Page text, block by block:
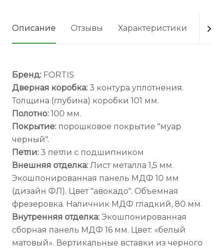
Описание Отзывы Характеристики
Бренд: FORTIS
Дверная коробка: 3 контура уплотнения.
Толщина (глубина) коробки 101 мм.
Полотно: 100 мм.
Покрытие: порошковое покрытие "муар
черный".
Петли: 3 петли с подшипником
Внешняя отделка: Лист металла 1,5 мм.
Экошпонированная панель МДФ 10 мм
(дизайн ФЛ). Цвет "авокадо". Объемная
фрезеровка. Наличник МДФ гладкий, 80 мм.
Внутренняя отделка: Экошпонированная
сборная панель МДФ 16 мм. Цвет: «белый
матовый». Вертикальные вставки из черного